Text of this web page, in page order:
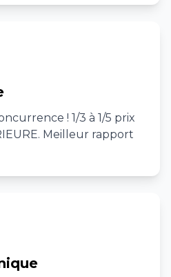
! 1/3 à 1/5 prix
Meilleur rapport